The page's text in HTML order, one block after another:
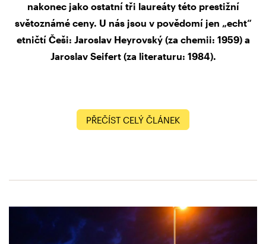
nakonec jako ostatní tři laureáty této prestižní
světoznámé ceny. U nás jsou v povědomí jen „echt“
etničtí Češi: Jaroslav Heyrovský (za chemii: 1959) a
Jaroslav Seifert (za literaturu: 1984).
PŘEČÍST CELÝ ČLÁNEK